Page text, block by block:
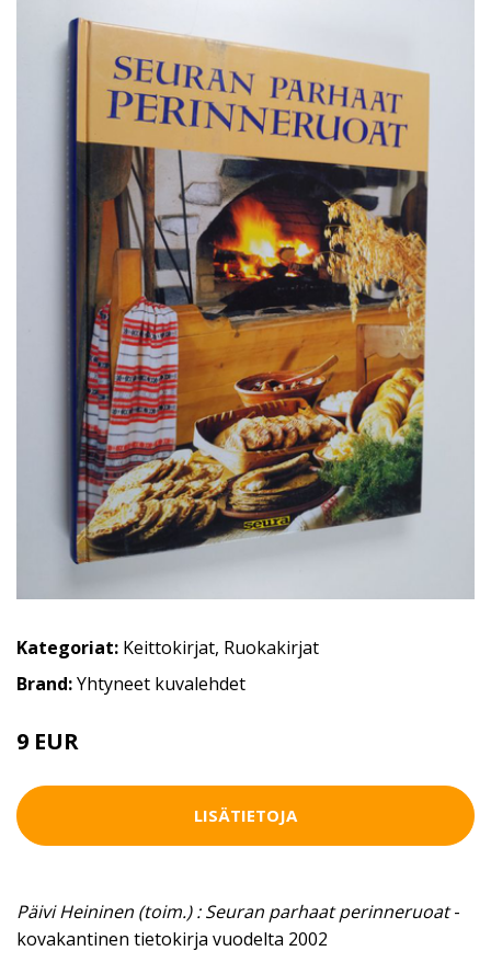
Kategoriat: Keittokirjat, Ruokakirjat
Brand:Yhtyneet kuvalehdet
9 EUR
LISÄTIETOJA
Päivi Heininen (toim.) : Seuran parhaat perinneruoat-
kovakantinen tietokirja vuodelta 2002